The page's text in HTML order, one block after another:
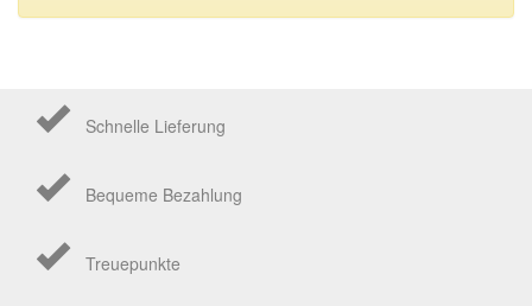
Schnelle Lieferung
Bequeme Bezahlung
Treuepunkte